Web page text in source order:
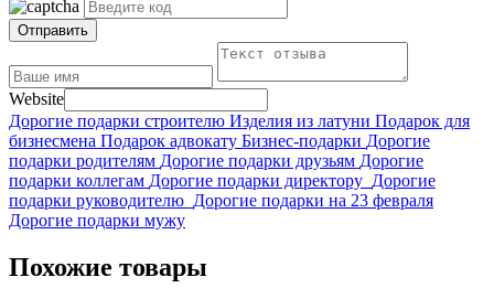
Отправить
Website
Дорогие подарки строителю Изделия из латуни Подарок для
бизнесмена Подарок адвокату Бизнес-подарки Дорогие
подарки родителям Дорогие подарки друзьям Дорогие
подарки коллегам Дорогие подарки директору Дорогие
подарки руководителю Дорогие подарки на 23 февраля
Дорогие подарки мужу
Похожие товары